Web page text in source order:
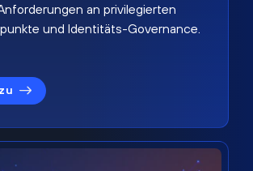
an privilegierten
und Identitäts-Governance.